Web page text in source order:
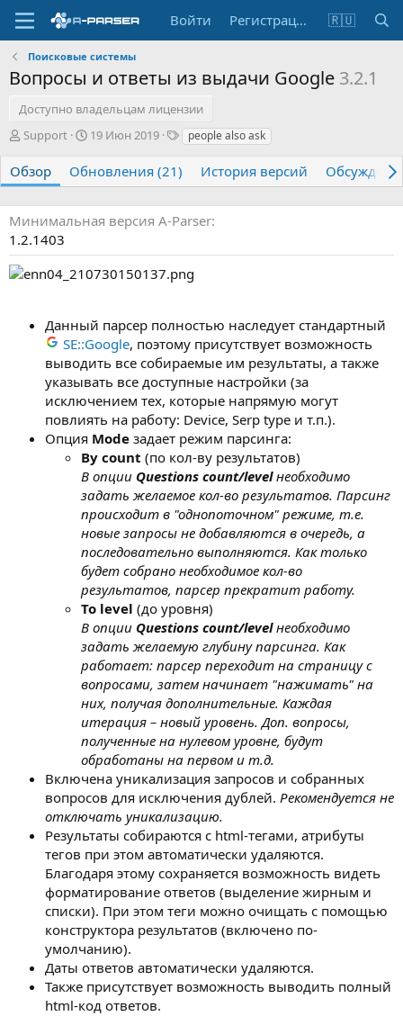
Войти Регистрация 🇷🇺
Поисковые системы
Вопросы и ответы из выдачи Google 3.2.1
Доступно владельцам лицензии
А
т
о
Support
Д
т
а
о
н
19 Июн 2019
Т
г
и
people also ask
Обзор Обновления (21) История версий
Минимальная версия A-Parser
1.2.1403
Данный парсер полностью наследует стандартный
SE::Google, поэтому присутствует возможность
выводить все собираемые им результаты, а также
указывать все доступные настройки (за
исключением тех, которые напрямую могут
повлиять на работу: Device, Serp type и т.п.).
Опция Mode задает режим парсинга:
By count (по кол-ву результатов)
В опции Questions count/levelнеобходимо
задать желаемое кол-во результатов. Парсинг
происходит в "однопоточном" режиме, т.е.
новые запросы не добавляются в очередь, а
последовательно выполняются. Как только
будет собрано необходимое кол-во
результатов, парсер прекратит работу.
To level (до уровня)
В опции Questions count/levelнеобходимо
задать желаемую глубину парсинга. Как
работает: парсер переходит на страницу с
вопросами, затем начинает "нажимать" на
них, получая дополнительные. Каждая
итерация – новый уровень. Доп. вопросы,
полученные на нулевом уровне, будут
обработаны на первом и т.д.
Включена уникализация запросов и собранных
вопросов для исключения дублей. Рекомендуется не
отключать уникализацию.
Результаты собираются с html-тегами, атрибуты
тегов при этом автоматически удаляются.
Благодаря этому сохраняется возможность видеть
форматирование ответов (выделение жирным и
списки). При этом теги можно очищать с помощью
конструктора результатов (включено по-
умолчанию).
Даты ответов автоматически удаляются.
Также присутствует возможность выводить полный
html-код ответов.